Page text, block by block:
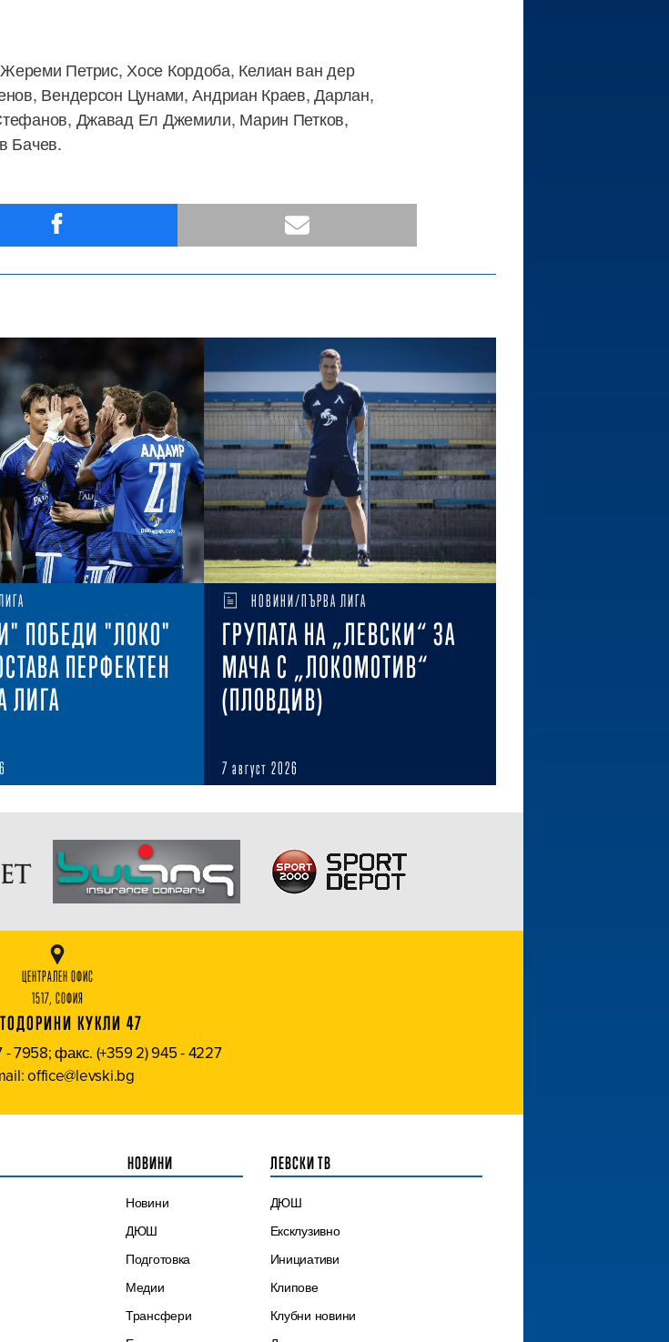
Петрис, Хосе Кордоба, Келиан ван дер
Вендерсон Цунами, Андриан Краев, Дарлан,
Джавад Ел Джемили, Марин Петков,
Бачев.
ПОБЕДИ "ЛОКО"
ПЕРФЕКТЕН
ЛИГА
НОВИНИ/ПЪРВА ЛИГА
ГРУПАТА НА „ЛЕВСКИ“ ЗА
МАЧА С „ЛОКОМОТИВ“
(ПЛОВДИВ)
7 август 2026
ЦЕНТРАЛЕН ОФИС
1517, СОФИЯ
КУКЛИ 47
- 7958; факс. (+359 2) 945 - 4227
office@levski.bg
НОВИНИ
Новини
ДЮШ
Подготовка
Медии
Трансфери
ЛЕВСКИ ТВ
ДЮШ
Ексклузивно
Инициативи
Клипове
Клубни новини